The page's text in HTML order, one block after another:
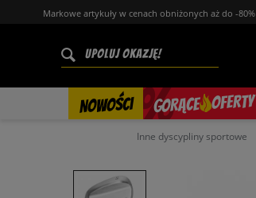
Markowe artykuły w cenach obniżonych aż do -80%
NOWOŚCI GORĄCE OFERTY
%
Inne dyscypliny sportowe